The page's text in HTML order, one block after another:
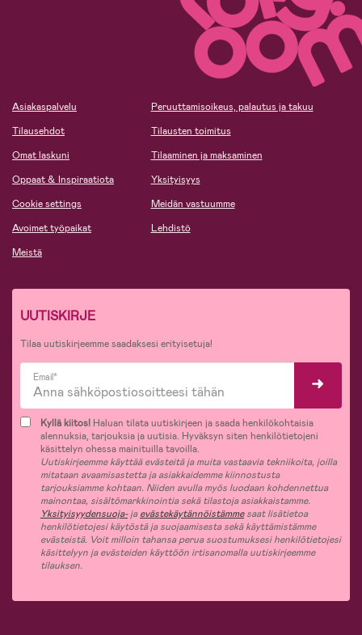
Asiakaspalvelu
Tilausehdot
Omat laskuni
Oppaat & Inspiraatiota
Cookie settings
Avoimet työpaikat
Meistä
Peruuttamisoikeus, palautus ja takuu
Tilausten toimitus
Tilaaminen ja maksaminen
Yksityisyys
Meidän vastuumme
Lehdistö
UUTISKIRJE
Tilaa uutiskirjeemme saadaksesi erityisetuja!
Email*
Kyllä kiitos! Haluan tilata uutiskirjeen ja saada henkilökohtaisia
alennuksia, tarjouksia ja uutisia. Hyväksyn siten henkilötietojeni
käsittelyn ohessa mainituilla tavoilla.
Uutiskirjeemme käyttää evästeitä ja muita vastaavia tekniikoita, joilla
mitataan avaamisastetta ja asiakkaidemme kiinnostusta
tarjouksiamme kohtaan. Niiden avulla myös luodaan kohdennettua
mainontaa, sisältömarkkinointia sekä tilastoja asiakkaistamme.
Yksityisyydensuoja-jaevästekäytännöistämmesaat lisätietoa
henkilötietojesi käytöstä ja suojaamisesta sekä käyttämistämme
evästeistä. Voit milloin tahansa perua suostumuksesi henkilötietojesi
käsittelyyn ja evästeiden käyttöön irtisanomalla uutiskirjeemme
tilauksen.